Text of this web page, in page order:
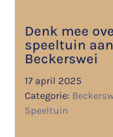
Denk mee
speeltuin
Beckerswei
17 april 2025
Categorie:
Speeltuin